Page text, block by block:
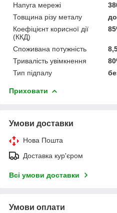
Напуга мережі
Товщина різу металу
Коефіцієнт корисної дії
(ККД)
Споживана потужність
Тривалість увімкнення
Тип підпалу
Приховати
Умови доставки
Нова Пошта
Доставка кур'єром
Всі умови доставки
Умови оплати